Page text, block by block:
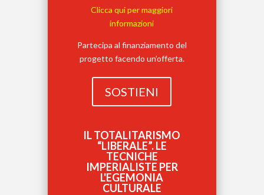
Clicca qui per maggiori
informazioni
Partecipa al finanziamento del
progetto facendo un’offerta.
SOSTIENI
IL TOTALITARISMO
“LIBERALE”. LE
TECNICHE
IMPERIALISTE PER
L'EGEMONIA
CULTURALE